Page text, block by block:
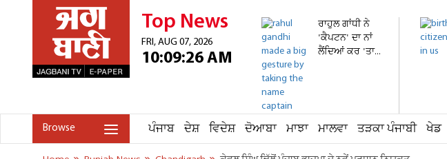
Top News
FRI, AUG 07, 2026
10:09:26 AM
ਰਾਹੁਲ ਗਾਂਧੀ ਨੇ
'ਕੈਪਟਨ' ਦਾ ਨਾਂ
ਲੈਂਦਿਆਂ ਕਰ 'ਤਾ...
Browse ਪੰਜਾਬ ਦੇਸ਼ ਵਿਦੇਸ਼ ਦੋਆਬਾ ਮਾਝਾ ਮਾਲਵਾ ਤੜਕਾ ਪੰਜਾਬੀ ਖੇਡ